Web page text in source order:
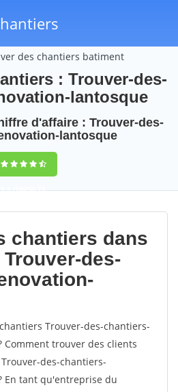
des chantiers batiment
: Trouver-des-
lantosque
d'affaire : Trouver-des-
lantosque
9,5(100%)75
votes
chantiers dans
des-
Trouver-des-chantiers-
Comment trouver des clients
des-chantiers-
En tant qu'entreprise du